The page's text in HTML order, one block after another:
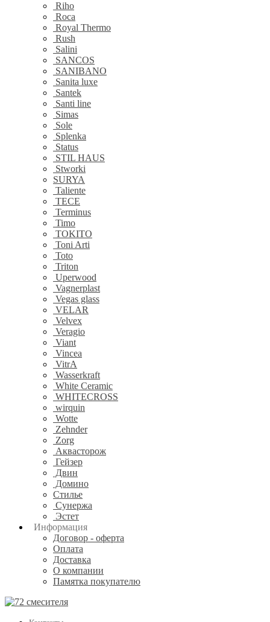
Riho
Roca
Royal Thermo
Rush
Salini
SANCOS
SANIBANO
Sanita luxe
Santek
Santi line
Simas
Sole
Splenka
Status
STIL HAUS
Stworki
SURYA
Taliente
TECE
Terminus
Timo
TOKITO
Toni Arti
Toto
Triton
Uperwood
Vagnerplast
Vegas glass
VELAR
Velvex
Veragio
Viant
Vincea
VitrA
Wasserkraft
White Ceramic
WHITECROSS
wirquin
Wotte
Zehnder
Zorg
Аквасторож
Гейзер
Двин
Домино
Стилье
Сунержа
Эстет
Информация
Договор - оферта
Оплата
Доставка
О компании
Памятка покупателю